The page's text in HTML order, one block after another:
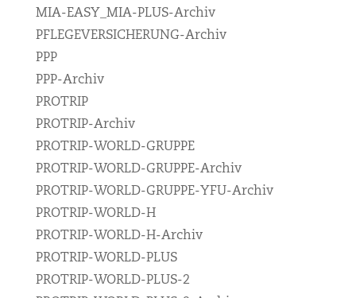
MIA-EASY_MIA-PLUS-Archiv
PFLEGEVERSICHERUNG-Archiv
PPP
PPP-Archiv
PROTRIP
PROTRIP-Archiv
PROTRIP-WORLD-GRUPPE
PROTRIP-WORLD-GRUPPE-Archiv
PROTRIP-WORLD-GRUPPE-YFU-Archiv
PROTRIP-WORLD-H
PROTRIP-WORLD-H-Archiv
PROTRIP-WORLD-PLUS
PROTRIP-WORLD-PLUS-2